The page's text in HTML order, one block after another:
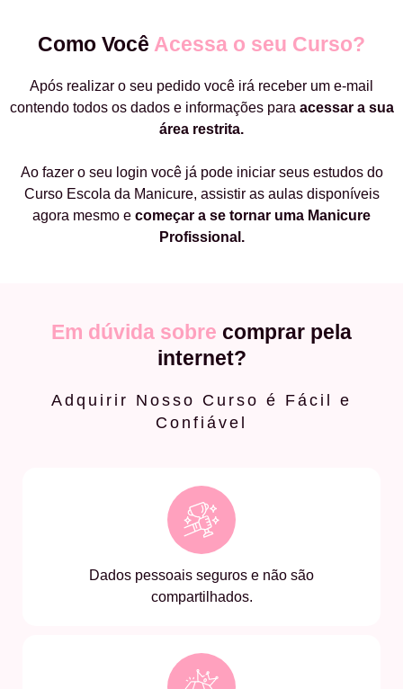
Como Você Acessa o seu Curso?
Após realizar o seu pedido você irá receber um e-mail
contendo todos os dados e informações para acessar a sua
área restrita.
Ao fazer o seu login você já pode iniciar seus estudos do
Curso Escola da Manicure, assistir as aulas disponíveis
agora mesmo e começar a se tornar uma Manicure
Profissional.
Em dúvida sobre comprar pela
internet?
Adquirir Nosso Curso é Fácil e
Confiável
Dados pessoais seguros e não são
compartilhados.